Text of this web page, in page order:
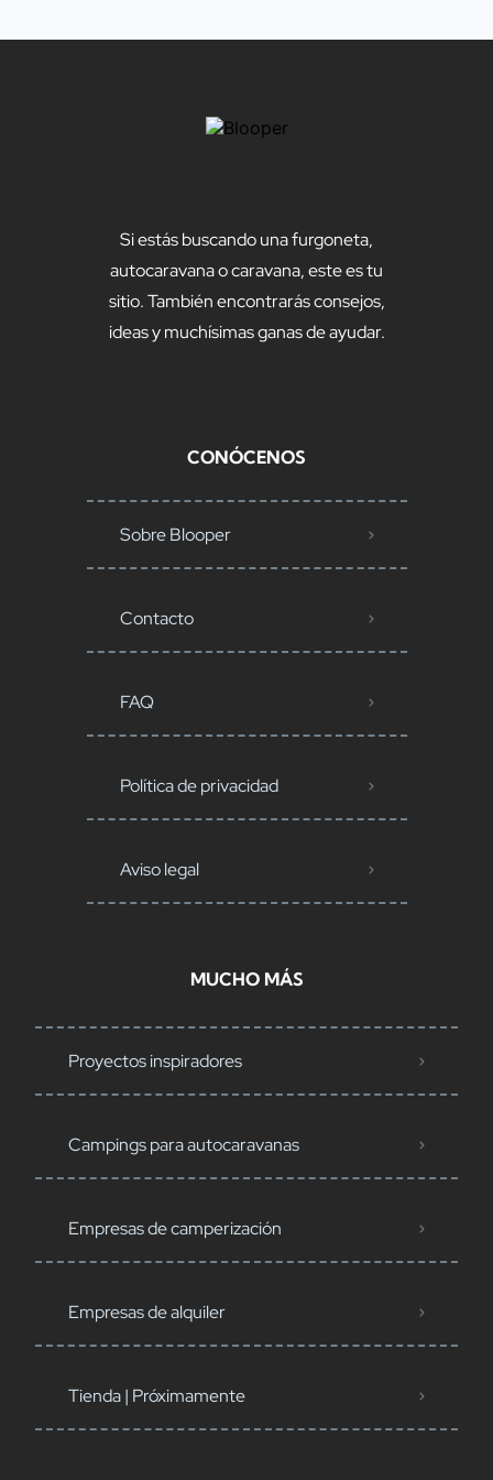
Si estás buscando una furgoneta,
autocaravana o caravana, este es tu
sitio. También encontrarás consejos,
ideas y muchísimas ganas de ayudar.
CONÓCENOS
Sobre Blooper
Contacto
FAQ
Política de privacidad
Aviso legal
MUCHO MÁS
Proyectos inspiradores
Campings para autocaravanas
Empresas de camperización
Empresas de alquiler
Tienda | Próximamente